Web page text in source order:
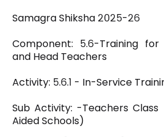
Samagra Shiksha २०२५-२६
Component: ५.६-Training
and Head Teachers
Activity: ५.६.१ - In-Service
Sub Activity: -Teachers
Aided Schools)